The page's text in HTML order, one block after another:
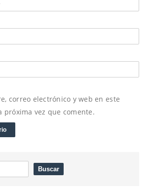
correo electrónico y web en este
próxima vez que comente.